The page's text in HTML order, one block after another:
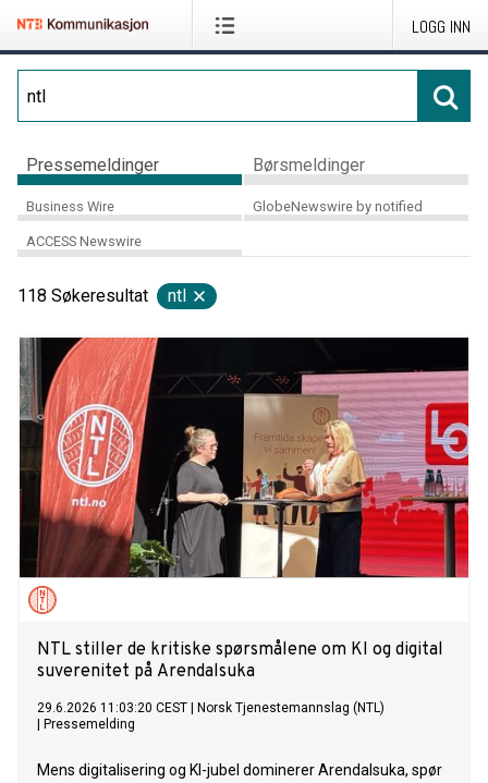
LOGG INN
Pressemeldinger Børsmeldinger
Business Wire GlobeNewswire by notified
ACCESS Newswire
118 Søkeresultat ntl
NTL stiller de kritiske spørsmålene om KI og digital
suverenitet på Arendalsuka
29.6.2026 11:03:20 CEST
Norsk Tjenestemannslag (NTL)
Pressemelding
Mens digitalisering og KI-jubel dominerer Arendalsuka, spør